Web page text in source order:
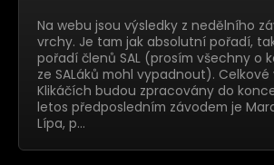
Na webu jsou výsledky z nedělního
vrchy. Je tam jak absolutní pořadí,
pořadí členů SAL (prosím všechny o
ze SALáků mohl vypadnout). Celkové
Klikáčích budou zpracovány do
letos předposledním závodem je
Lípa, p…